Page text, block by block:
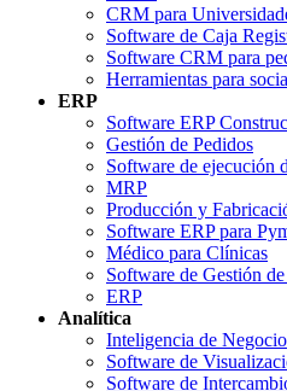
CRM para
Software de Caja
Software CRM para
Herramientas para
ERP
Software ERP
Gestión de Pedidos
Software de ejecución
MRP
Producción y
Software ERP para
Médico para Clínicas
Software de Gestión
ERP
Analítica
Inteligencia de Negocio
Software de
Software de